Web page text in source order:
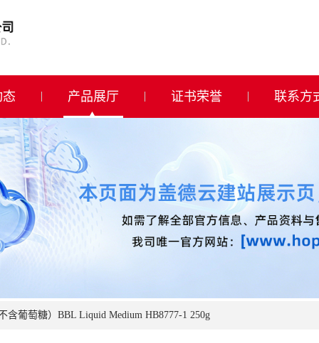
产品展厅 证书荣誉 联系方
含葡萄糖）BBL Liquid Medium HB8777-1 250g